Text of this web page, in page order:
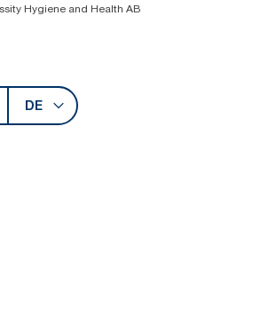
Hygiene and Health AB
DE